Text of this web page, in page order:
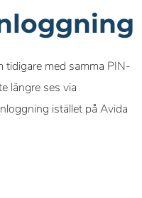
tidigare med samma PIN-
längre ses via
istället på Avida